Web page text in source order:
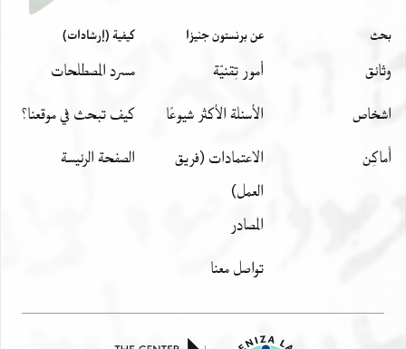
بحث
وثائق
اشخاص
أَماكِن
عن برنستون جنيزا
أمور تِقنيّة
الأسئلة الأكثر شيوعًا
الاعتمادات (فريق
العمل)
المصادر
تواصل معنا
كيفية (إرشادات)
مسرد المصطلحات
كيف تبحث في موقعنا؟
الصفحة الرئيسة